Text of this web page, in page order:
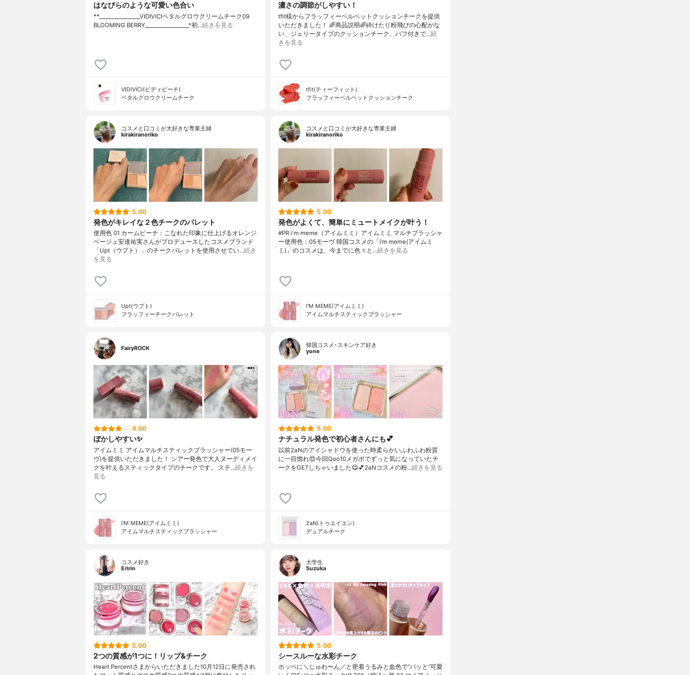
はなびらのような可愛い色合い
**⁡________________⁡⁡VIDIVICI⁡ペタルグロウクリームチーク09
BLOOMING BERRY⁡_________________*初…続きを見る
VIDIVICI(ビディビーチ)
ペタルグロウクリームチーク
濃さの調節がしやすい！
tfit様からフラッフィーベルベットクッションチークを提供
いただきました！ 🌈商品説明🌈砕けたり粉飛びの心配がな
い、ジェリータイプのクッションチーク。バフ付きで…続
きを見る
tfit(ティーフィット)
フラッフィーベルベットクッションチーク
コスメと口コミが大好きな専業主婦
kirakiranoriko
5.00
発色がキレイな２色チークのパレット
使用色 01 カームビーチ：こなれた印象に仕上げるオレンジ
ベージュ安達祐実さんがプロデュースしたコスメブランド
「Upt（ウプト）」のチークパレットを使用させてい…続き
を見る
Upt(ウプト)
フラッフィーチークパレット
コスメと口コミが大好きな専業主婦
kirakiranoriko
5.00
発色がよくて、簡単にミュートメイクが叶う！
#PR i'm meme（アイムミミ）アイムミミ マルチブラッシャ
ー使用色：05モーヴ 韓国コスメの「i’m meme(アイムミ
ミ)」のコスメは、今までに色々と…続きを見る
I'M MEME(アイムミミ)
アイムマルチスティックブラッシャー
FairyROCK
4.00
ぼかしやすい✨
アイムミミ アイムマルチスティックブラッシャー(05モー
ヴ)を提供いただきました！ シアー発色で大人ヌーディメイ
クを叶えるスティックタイプのチークです。 ステ…続きを
見る
I'M MEME(アイムミミ)
アイムマルチスティックブラッシャー
韓国コスメ･スキンケア好き
yone
5.00
ナチュラル発色で初心者さんにも💕
以前2aNのアイシャドウを使った時柔らかいふわふわ粉質
に一目惚れ😍⁡今回Qoo10メガポでずっと気になっていたチ
ークをGETしちゃいました😋💕⁡2aNコスメの粉…続きを見る
2aN(トゥエイエン)
デュアルチーク
コスメ好き
Eririn
5.00
2つの質感が1つに！リップ&チーク
Heart Percentさまからいただきました10月12日に発売され
大学生
Suzuka
5.00
シースルーな水彩チーク
ホッペに＼じゅわ〜ん／と密着うるみと血色で“パッと”可愛